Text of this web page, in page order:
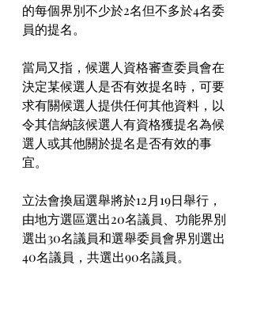
的每個界別不少於2名但不多於4名委
員的提名。
當局又指，候選人資格審查委員會在
決定某候選人是否有效提名時，可要
求有關候選人提供任何其他資料，以
令其信納該候選人有資格獲提名為候
選人或其他關於提名是否有效的事
宜。
立法會換屆選舉將於12月19日舉行，
由地方選區選出20名議員、功能界別
選出30名議員和選舉委員會界別選出
40名議員，共選出90名議員。